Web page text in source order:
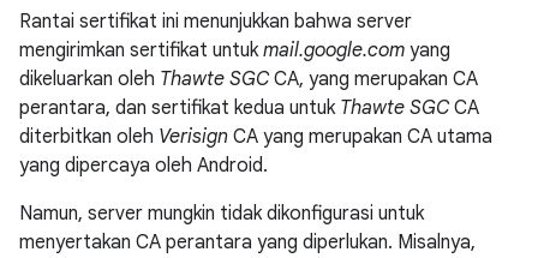
Rantai sertifikat ini menunjukkan bahwa server
mengirimkan sertifikat untuk mail.google.com yang
dikeluarkan oleh Thawte SGCCA, yang merupakan CA
perantara, dan sertifikat kedua untuk Thawte SGCCA
diterbitkan oleh Verisign CA yang merupakan CA utama
yang dipercaya oleh Android.
Namun, server mungkin tidak dikonfigurasi untuk
menyertakan CA perantara yang diperlukan. Misalnya,